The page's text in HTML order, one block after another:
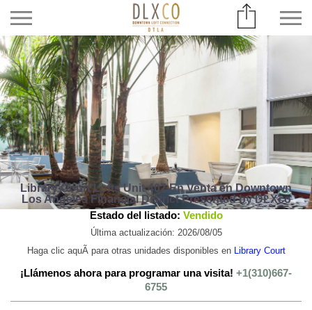
Library Court Lofts Unit 407 En Venta en Downtown
Los Angeles Financial District Presented by DLXco
Estado del listado: Vendido
Última actualización: 2026/08/05
Haga clic aquÃ­ para otras unidades disponibles en
Library Court
¡Llámenos ahora para programar una visita! +1(310)667-
6755